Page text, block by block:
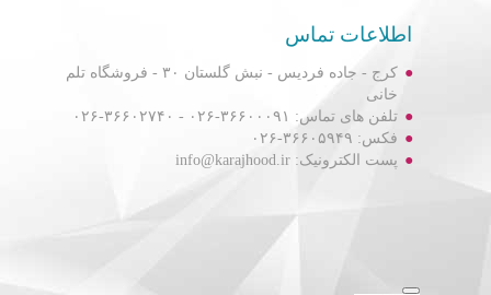
اطلاعات تماس
کرج - جاده فردیس - نبش گلستان ۳۰ - فروشگاه تلم
خانی
تلفن های تماس: ۳۶۶۰۰۰۹۱-۰۲۶ - ۳۶۶۰۲۷۴۰-۰۲۶
فکس: ۳۶۶۰۵۹۴۹-۰۲۶
پست الکترونیک: info@karajhood.ir